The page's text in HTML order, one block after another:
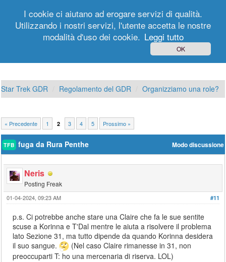
Registrati
Star Trek GDR Regolamento del GDR Organizziamo una role?
« Precedente 1 2 3 4 5 Prossimo »
Modo discussione
TFB fuga da Rura Penthe
Neris
Posting Freak
#11
01-04-2024, 09:23 AM
p.s. Ci potrebbe anche stare una Claire che fa le sue sentite
scuse a Korinna e T'Dal mentre le aiuta a risolvere il problema
lato Sezione 31, ma tutto dipende da quando Korinna desidera
il suo sangue.
(Nel caso Claire rimanesse in 31, non
preoccuparti T: ho una mercenaria di riserva. LOL)
I cookie ci aiutano ad erogare servizi di qualità.
Utilizzando i nostri servizi, l'utente accetta le nostre
modalità d'uso dei cookie. Leggi tutto
OK